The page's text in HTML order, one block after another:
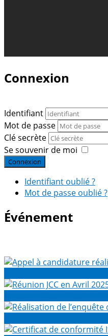
Connexion
Identifiant
Mot de passe
Clé secrète
Se souvenir de moi
Connexion
Identifiant oublié ?
Mot de passe oublié ?
Événement